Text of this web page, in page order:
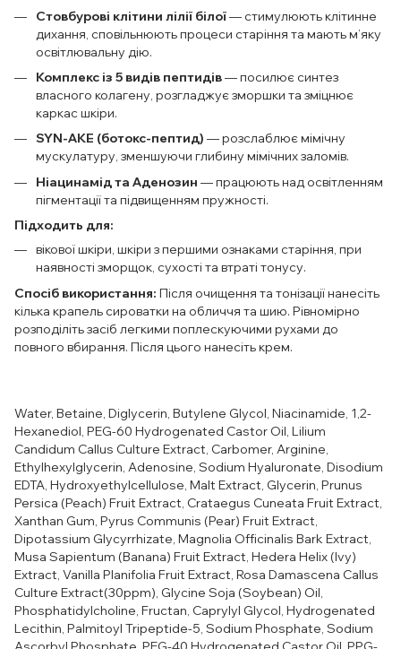
Стовбурові клітини лілії білої— стимулюють клітинне
дихання, сповільнюють процеси старіння та мають м’яку
освітлювальну дію.
Комплекс із 5 видів пептидів— посилює синтез
власного колагену, розгладжує зморшки та зміцнює
каркас шкіри.
SYN-AKE (ботокс-пептид) — розслаблює мімічну
мускулатуру, зменшуючи глибину мімічних заломів.
Ніацинамід та Аденозин — працюють над освітленням
пігментації та підвищенням пружності.
Підходить для:
вікової шкіри, шкіри з першими ознаками старіння, при
наявності зморщок, сухості та втраті тонусу.
Спосіб використання: Після очищення та тонізації нанесіть
кілька крапель сироватки на обличчя та шию. Рівномірно
розподіліть засіб легкими поплескуючими рухами до
повного вбирання. Після цього нанесіть крем.
Water, Betaine, Diglycerin, Butylene Glycol, Niacinamide, 1,2-
Hexanediol, PEG-60 Hydrogenated Castor Oil, Lilium
Candidum Callus Culture Extract, Carbomer, Arginine,
Ethylhexylglycerin, Adenosine, Sodium Hyaluronate, Disodium
EDTA, Hydroxyethylcellulose, Malt Extract, Glycerin, Prunus
Persica (Peach) Fruit Extract, Crataegus Cuneata Fruit Extract,
Xanthan Gum, Pyrus Communis (Pear) Fruit Extract,
Dipotassium Glycyrrhizate, Magnolia Officinalis Bark Extract,
Musa Sapientum (Banana) Fruit Extract, Hedera Helix (Ivy)
Extract, Vanilla Planifolia Fruit Extract, Rosa Damascena Callus
Culture Extract(30ppm), Glycine Soja (Soybean) Oil,
Phosphatidylcholine, Fructan, Caprylyl Glycol, Hydrogenated
Lecithin, Palmitoyl Tripeptide-5, Sodium Phosphate, Sodium